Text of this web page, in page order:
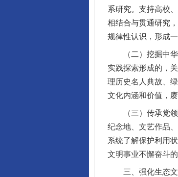
系研究。支持高校
相结合与贯通研究
规律性认识，形成
（二）挖掘中华
实践探索形成的，
理历史名人典故、
文化内涵和价值，
（三）传承党领
纪念地、文艺作品
系统了解保护利用
文明事业不懈奋斗的
三、强化生态文